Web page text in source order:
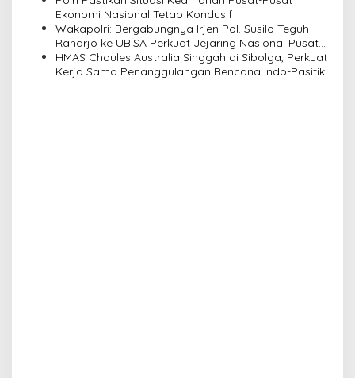
Ekonomi Nasional Tetap Kondusif
Wakapolri: Bergabungnya Irjen Pol. Susilo Teguh
Raharjo ke UBISA Perkuat Jejaring Nasional Pusat
Studi Kepolisian
HMAS Choules Australia Singgah di Sibolga, Perkuat
Kerja Sama Penanggulangan Bencana Indo-Pasifik